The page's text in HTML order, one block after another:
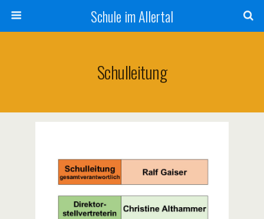
Schule im Allertal
Schulleitung